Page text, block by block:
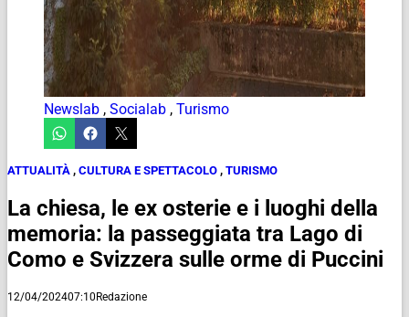
Newslab , Socialab , Turismo
ATTUALITÀ , CULTURA E SPETTACOLO , TURISMO
La chiesa, le ex osterie e i luoghi della
memoria: la passeggiata tra Lago di
Como e Svizzera sulle orme di Puccini
12/04/202407:10Redazione